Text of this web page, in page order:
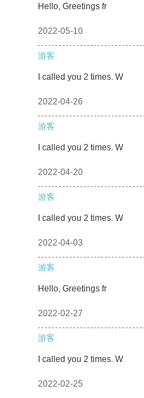
Hello, Greetings fr
2022-05-10
游客
I called you 2 times. W
2022-04-26
游客
I called you 2 times. W
2022-04-20
游客
I called you 2 times. W
2022-04-03
游客
Hello, Greetings fr
2022-02-27
游客
I called you 2 times. W
2022-02-25